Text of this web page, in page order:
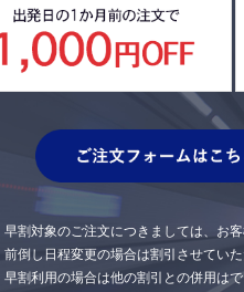
早割対象のご注文につきましては、お
前倒し日程変更の場合は割引させてい
早割利用の場合は他の割引との併用はで